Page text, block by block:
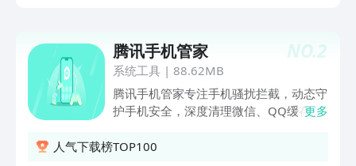
片，一起刷爆朋友圈！【视频美容】视频
博主都在用的高清视频后期人像精修，像
P照片一样P视频，智能祛皱美白遮瑕，
素颜视频也能一键上妆，打造精致上镜
脸。===高清人像美容 无损画质 像素级
精修===【共享修图】多人同时修合照，
NO.2
腾讯手机管家
系统工具| 88.62MB
腾讯手机管家专注手机骚扰拦截，动态守
护手机安全，深度清理微信、QQ缓存，
务---【骚扰拦截】智能拦截骚扰电话，过
更多
人气下载榜TOP100